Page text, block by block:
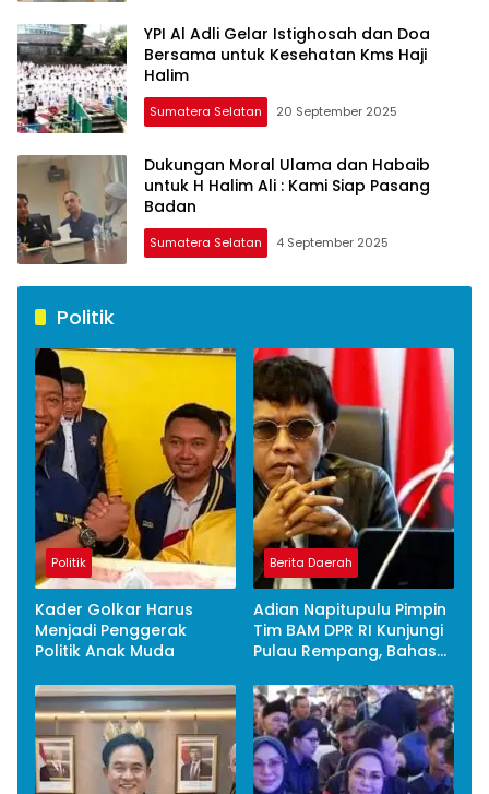
YPI Al Adli Gelar Istighosah dan Doa
Bersama untuk Kesehatan Kms Haji
Halim
Sumatera Selatan 20 September 2025
Dukungan Moral Ulama dan Habaib
untuk H Halim Ali : Kami Siap Pasang
Badan
Sumatera Selatan 4 September 2025
Politik
Politik
Kader Golkar Harus
Menjadi Penggerak
Politik Anak Muda
Berita Daerah
Adian Napitupulu Pimpin
Tim BAM DPR RI Kunjungi
Pulau Rempang, Bahas
Aspirasi Warga